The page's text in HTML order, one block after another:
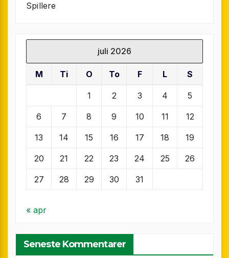
Spillere
juli 2026
M Ti O To F L S
1 2 3 4 5
6 7 8 9 10 11 12
13 14 15 16 17 18 19
20 21 22 23 24 25 26
27 28 29 30 31
« apr
Seneste Kommentarer